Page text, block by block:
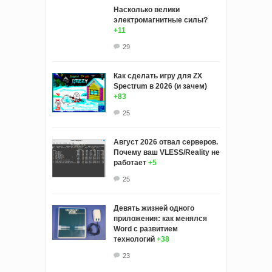
Насколько велики
электромагнитные силы?
+11
29
Как сделать игру для ZX
Spectrum в 2026 (и зачем)
+83
25
Август 2026 отвал серверов.
Почему ваш VLESS/Reality не
работает +5
25
Девять жизней одного
приложения: как менялся
Word с развитием
технологий +38
23